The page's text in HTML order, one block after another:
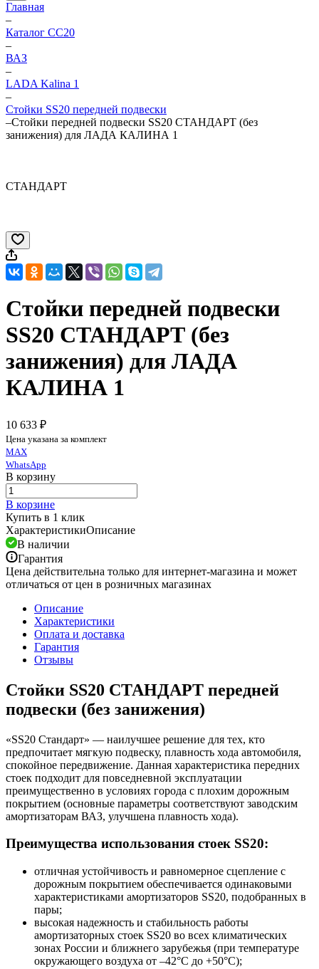
Главная
–
Каталог CC20
–
ВАЗ
–
LADA Kalina 1
–
Стойки SS20 передней подвески
–Стойки передней подвески SS20 СТАНДАРТ (без
занижения) для ЛАДА КАЛИНА 1
СТАНДАРТ
Стойки передней подвески
SS20 СТАНДАРТ (без
занижения) для ЛАДА
КАЛИНА 1
10 633 ₽
Цена указана за комплект
MAX
WhatsApp
В корзину
В корзине
Купить в 1 клик
ХарактеристикиОписание
В наличии
Гарантия
Цена действительна только для интернет-магазина и может
отличаться от цен в розничных магазинах
Описание
Характеристики
Оплата и доставка
Гарантия
Отзывы
Стойки SS20 СТАНДАРТ передней
подвески (без занижения)
«SS20 Стандарт» — наилучшее решение для тех, кто
предпочитает мягкую подвеску, плавность хода автомобиля,
спокойное передвижение. Данная характеристика передних
стоек подходит для повседневной эксплуатации
преимущественно в условиях города с плохим дорожным
покрытием (основные параметры соответствуют заводским
амортизаторам ВАЗ, улучшена плавность хода).
Преимущества использования стоек SS20:
отличная устойчивость и равномерное сцепление с
дорожным покрытием обеспечивается одинаковыми
характеристиками амортизаторов SS20, подобранных в
пары;
высокая надежность и стабильность работы
амортизаторных стоек SS20 во всех климатических
зонах России и ближнего зарубежья (при температуре
окружающего воздуха от –42°С до +50°С);